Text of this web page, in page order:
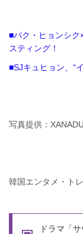
■パク・ヒョンシク
スティング！
■SJキュヒョン、“
写真提供：
韓国エンタメ・ト
ドラマ「